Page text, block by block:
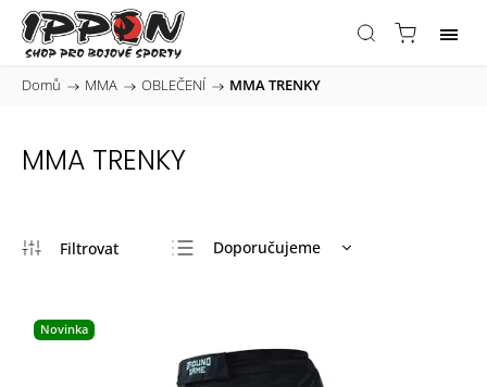
Domů / MMA / OBLEČENÍ / MMA TRENKY
MMA TRENKY
Doporučujeme
Nejprodávanější
Novinka